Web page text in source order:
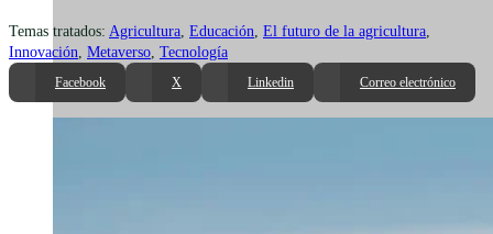
Temas tratados: Agricultura Educación El futuro de la agricultura
Innovación Metaverso Tecnología
Facebook X Linkedin Correo electrónico